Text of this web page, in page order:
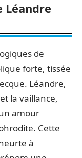
Léandre
de
forte, tissée
Léandre,
la vaillance,
amour
Cette
à